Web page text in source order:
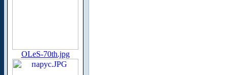
OLeS-70th.jpg